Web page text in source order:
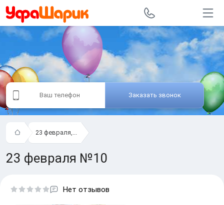
Заказать звонок
23 февраля,...
23 февраля №10
Нет отзывов